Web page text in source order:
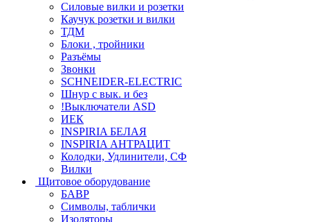
Силовые вилки и розетки
Каучук розетки и вилки
ТДМ
Блоки , тройники
Разъёмы
Звонки
SCHNEIDER-ELECTRIC
Шнур с вык. и без
!Выключатели ASD
ИЕК
INSPIRIA БЕЛАЯ
INSPIRIA АНТРАЦИТ
Колодки, Удлинители, СФ
Вилки
Щитовое оборудование
БАВР
Символы, таблички
Изоляторы